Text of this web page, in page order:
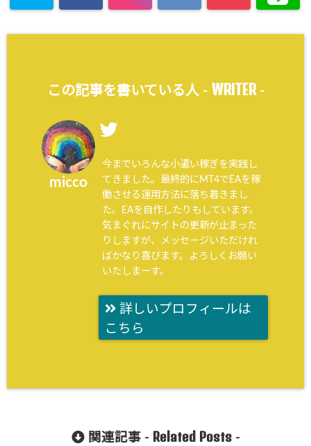
この記事を書いている人 - WRITER-
micco
今までいろんな小遣い稼ぎを実践し
てきました。最終的にMT4でEAを稼
働させる運用方法に落ち着きまし
た。EAを自作したりもしています。
気まぐれにサイトの更新が止まった
りしますが、メッセージいただけれ
ばかなり喜びます。よろしくお願い
いたしまーす。
詳しいプロフィールは
こちら
関連記事 - Related Posts-